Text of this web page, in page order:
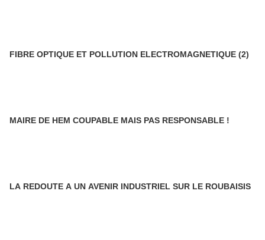
FIBRE OPTIQUE ET POLLUTION ELECTROMAGNETIQUE (2)
MAIRE DE HEM COUPABLE MAIS PAS RESPONSABLE !
LA REDOUTE A UN AVENIR INDUSTRIEL SUR LE ROUBAISIS